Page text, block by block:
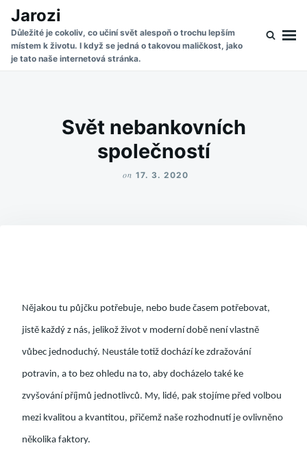
Skip
content
Search
for:
Jarozi
Důležité je cokoliv, co učiní svět alespoň o trochu lepším
místem k životu. I když se jedná o takovou maličkost, jako
je tato naše internetová stránka.
Svět nebankovních
společností
on 17. 3. 2020
Nějakou tu půjčku potřebuje, nebo bude časem potřebovat,
jistě každý z nás, jelikož život v moderní době není vlastně
vůbec jednoduchý. Neustále totiž dochází ke zdražování
potravin, a to bez ohledu na to, aby docházelo také ke
zvyšování příjmů jednotlivců. My, lidé, pak stojíme před volbou
mezi kvalitou a kvantitou, přičemž naše rozhodnutí je ovlivněno
několika faktory.